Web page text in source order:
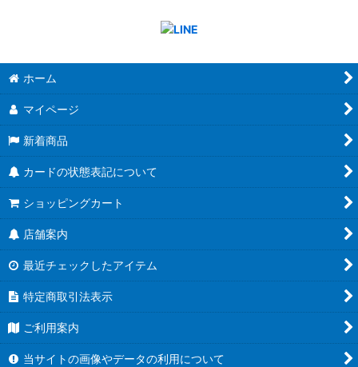
ホーム
マイページ
新着商品
カードの状態表記について
ショッピングカート
店舗案内
最近チェックしたアイテム
特定商取引法表示
ご利用案内
当サイトの画像やデータの利用について